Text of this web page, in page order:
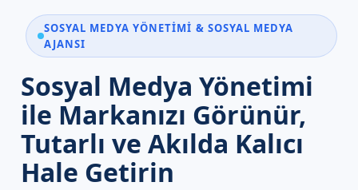
SOSYAL MEDYA YÖNETIMI & SOSYAL MEDYA
AJANSI
Sosyal Medya Yönetimi
ile Markanızı Görünür,
Tutarlı ve Akılda Kalıcı
Hale Getirin